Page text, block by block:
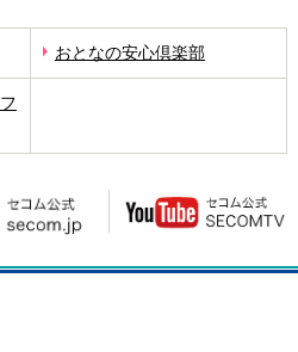
おとなの安心倶楽部